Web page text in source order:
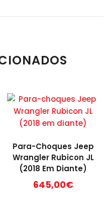
Para-Choques Jeep
Wrangler Rubicon JL
(2018 Em Diante)
645,00€